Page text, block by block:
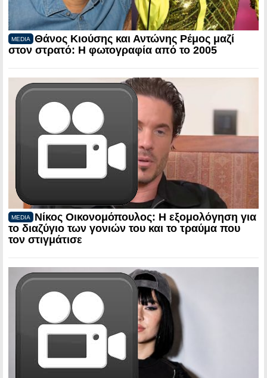
MEDIA
Θάνος Κιούσης και Αντώνης Ρέμος μαζί
στον στρατό: Η φωτογραφία από το 2005
MEDIA
Νίκος Οικονομόπουλος: Η εξομολόγηση για
το διαζύγιο των γονιών του και το τραύμα που
τον στιγμάτισε